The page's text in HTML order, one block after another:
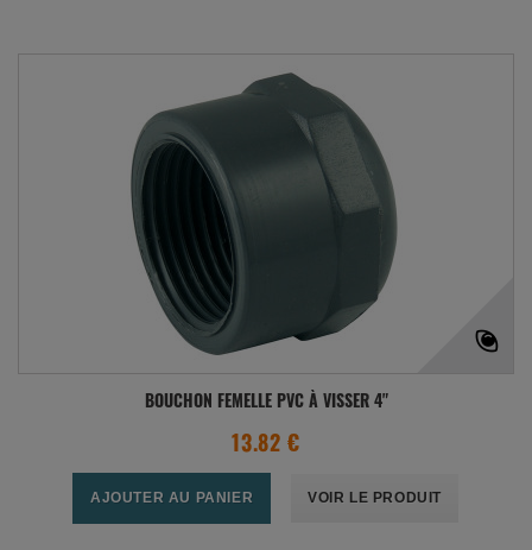
BOUCHON FEMELLE PVC À VISSER 4"
13.82 €
AJOUTER AU PANIER VOIR LE PRODUIT